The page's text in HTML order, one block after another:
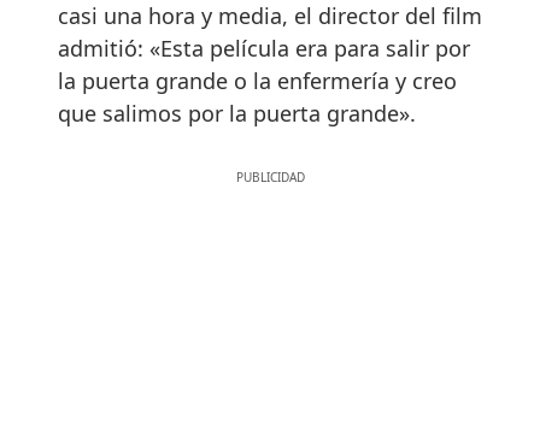
casi una hora y media, el director del film
admitió: «Esta película era para salir por
la puerta grande o la enfermería y creo
que salimos por la puerta grande».